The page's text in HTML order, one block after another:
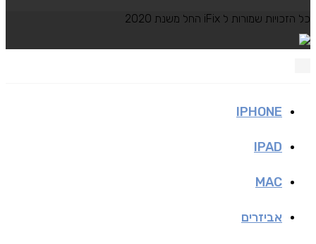
כל הזכויות שמורות ל iFix החל משנת 2020
IPHONE
IPAD
MAC
אביזרים